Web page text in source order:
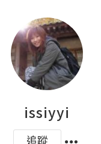
issiyyi
追蹤